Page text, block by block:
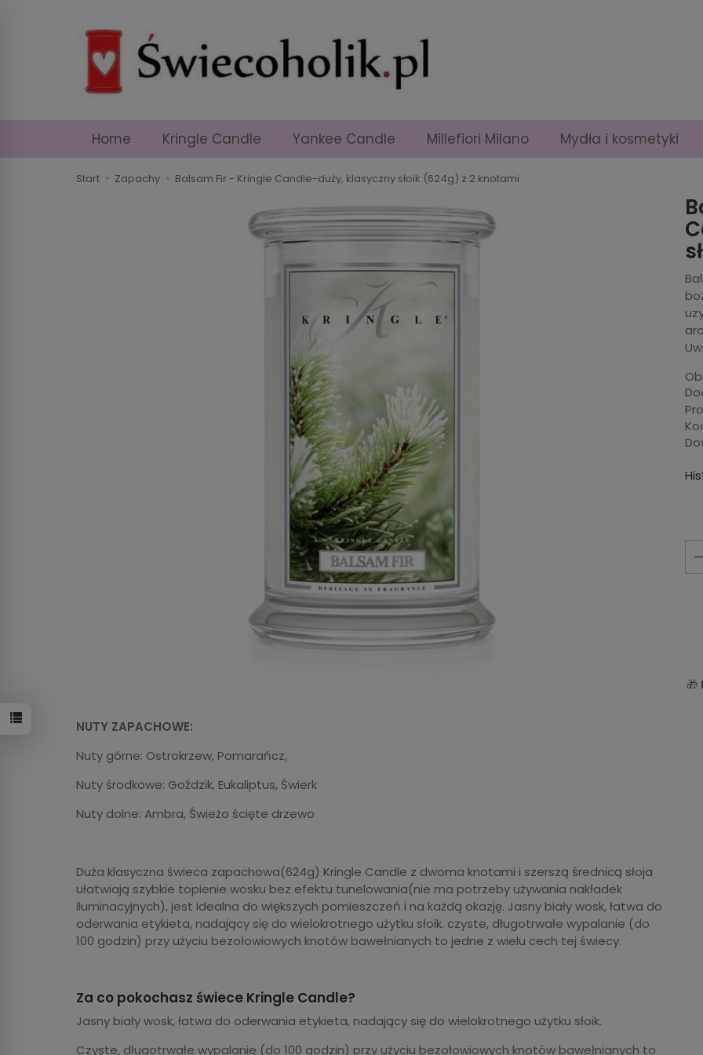
Home Kringle Candle Yankee Candle Millefiori Milano Mydła i kosmetyki
Start Zapachy Balsam Fir - Kringle Candle-duży, klasyczny słoik (624g) z 2 knotami
🎁
NUTY ZAPACHOWE:
Nuty górne: Ostrokrzew, Pomarańcz,
Nuty środkowe: Goździk, Eukaliptus, Świerk
Nuty dolne: Ambra, Świeżo ścięte drzewo
Duża klasyczna świeca zapachowa(624g) Kringle Candle z dwoma knotami i szerszą średnicą słoja
ułatwiają szybkie topienie wosku bez efektu tunelowania(nie ma potrzeby używania nakładek
iluminacyjnych), jest idealna do większych pomieszczeń i na każdą okazję. Jasny biały wosk, łatwa do
oderwania etykieta, nadający się do wielokrotnego użytku słoik. czyste, długotrwałe wypalanie (do
100 godzin) przy użyciu bezołowiowych knotów bawełnianych to jedne z wielu cech tej świecy.
Za co pokochasz świece Kringle Candle?
Jasny biały wosk, łatwa do oderwania etykieta, nadający się do wielokrotnego użytku słoik.
Czyste, długotrwałe wypalanie (do 100 godzin) przy użyciu bezołowiowych knotów bawełnianych to